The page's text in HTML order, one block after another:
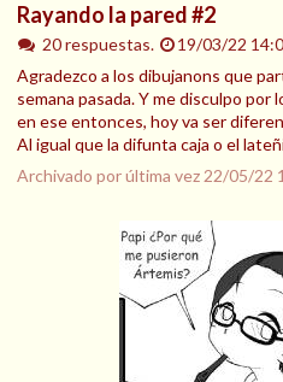
Rayando la pared #2
20 respuestas.
19/03/22
Agradezco a los dibujanons que
semana pasada. Y me disculpo
en ese entonces, hoy va ser
Al igual que la difunta caja o el
Archivado por última vez 22/05/22